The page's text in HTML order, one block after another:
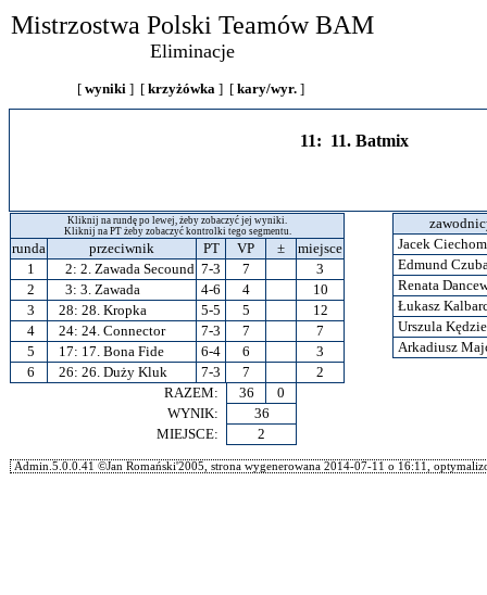
Mistrzostwa Polski Teamów BAM
Eliminacje
[ wyniki ] [ krzyżówka ] [ kary/wyr. ]
11: 11. Batmix
Kliknij na rundę po lewej, żeby zobaczyć jej wyniki.
Kliknij na PT żeby zobaczyć kontrolki tego segmentu.
runda przeciwnik PT VP ±
miejsce
1
2: 2. Zawada Secound 7-3 7
3
2
3: 3. Zawada 4-6 4
10
3
28: 28. Kropka 5-5 5
12
4
24: 24. Connector 7-3 7
7
5
17: 17. Bona Fide 6-4 6
3
6
26: 26. Duży Kluk 7-3 7
2
RAZEM:
36
0
WYNIK:
36
MIEJSCE:
2
Jacek
Edmund
Renata
Łukasz
Urszula
Arkadiusz
Admin.5.0.0.41 ©Jan Romański'2005, strona wygenerowana 2014-07-11 o 16:11,